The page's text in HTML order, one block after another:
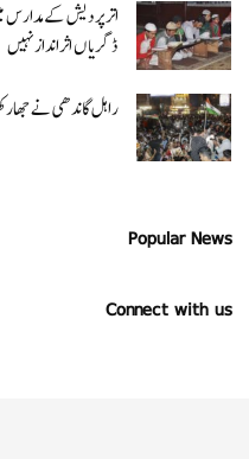
اتر پردیش کےمدارس
ڈگریا ں اثرانداز نہیں
راہل گاندھی نے
Popular News
Connect with us